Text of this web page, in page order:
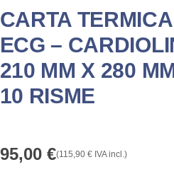
CARTA
ECG –
210 MM X 280
10 RISME
95,00 €(115,90 €IVA incl.)